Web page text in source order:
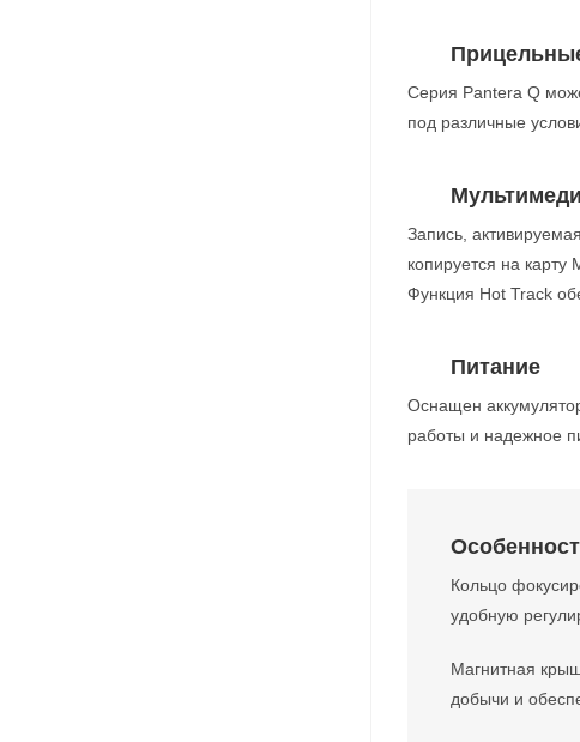
Серия Pantera Q
под различные
Запись,
копируется на карту
Функция Hot Track
Питание
Оснащен
работы и надежное
Кольцо
удобную
Магнитная
добычи и